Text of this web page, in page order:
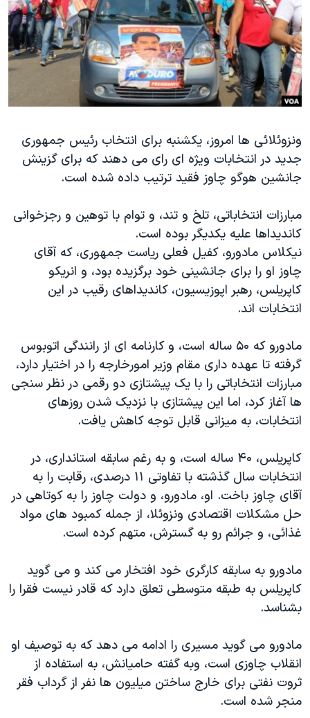
فرهنگ و زندگی
حقوق شهروندی
اقتصادی
علم و فناوری
گالری عکس
آرشیو پخش زنده
مستندها
انتخابات ریاست جمهوری آمریکا ۲۰۲۴
حمله جمهوری اسلامی به اسرائیل
رمز مهسا
اعتراضات زن، زندگی، آزادی
مجموعه مستندهای دادخواهی
تریبونال مردمی آبان ۹۸
دادگاه حمید نوری
چهل سال گروگان‌گیری
قانون شفافیت دارائی کادر رهبری ایران
اعتراضات مردمی آبان ۹۸
اسرائیل در جنگ
همایش محافظه‌کاران آمریکا «سی‌پک»
صفحه‌های ویژه
سفر پرزیدنت ترامپ به چین
دنبال کنید
زبانهای مختلف
ونزوئلائی ها امروز، یکشنبه برای انتخاب رئیس جمهوری
جدید در انتخابات ویژه ای رای می دهند که برای گزینش
جانشین هوگو چاوز فقید ترتیب داده شده است.
مبارزات انتخاباتی، تلخ و تند، و توام با توهین و رجزخوانی
کاندیداها علیه یکدیگر بوده است.
نیکلاس مادورو، کفیل فعلی ریاست جمهوری، که آقای
چاوز او را برای جانشینی خود برگزیده بود، و انریکو
کاپریلس، رهبر اپوزیسیون، کاندیداهای رقیب در این
انتخابات اند.
مادورو که ۵۰ ساله است، و کارنامه ای از رانندگی اتوبوس
گرفته تا عهده داری مقام وزیر امورخارجه را در اختیار دارد،
مبارزات انتخاباتی را با یک پیشتازی دو رقمی در نظر سنجی
ها آغاز کرد، اما این پیشتازی با نزدیک شدن روزهای
انتخابات، به میزانی قابل توجه کاهش یافت.
کاپریلس، ۴۰ ساله است، و به رغم سابقه استانداری، در
انتخابات سال گذشته با تفاوتی ۱۱ درصدی، رقابت را به
آقای چاوز باخت. او، مادورو، و دولت چاوز را به کوتاهی در
حل مشکلات اقتصادی ونزوئلا، از جمله کمبود های مواد
غذائی، و جرائم رو به گسترش، متهم کرده است.
مادورو به سابقه کارگری خود افتخار می کند و می گوید
کاپریلس به طبقه متوسطی تعلق دارد که قادر نیست فقرا را
بشناسد.
مادورو می گوید مسیری را ادامه می دهد که به توصیف او
انقلاب چاوزی است، وبه گفته حامیانش، به استفاده از
ثروت نفتی برای خارج ساختن میلیون ها نفر از گرداب فقر
منجر شده است.